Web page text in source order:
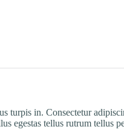
turpis in. Consectetur
egestas tellus rutrum tellus